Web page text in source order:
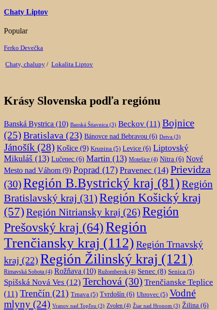
Chaty Liptov
Popular
Ferko Devečka
Chaty, chalupy / Lokalita Liptov
Krásy Slovenska podľa regiónu
Banská Bystrica (10) Banská Štiavnica (3) Beckov (11) Bojnice
(25) Bratislava (23) Bánovce nad Bebravou (6) Detva (3)
Jánošík (28) Košice (9) Krupina (5) Levice (6) Liptovský
Mikuláš (13) Lučenec (6) Martin (13) Motešice (4) Nitra (6) Nové
Mesto nad Váhom (9) Poprad (17) Pravenec (14) Prievidza
(30)Región B.Bystrický kraj (81) Región
Bratislavský kraj (31)Región Košický kraj
(57)Región Nitriansky kraj (26) Región
Prešovský kraj (64)Región
Trenčiansky kraj (112) Región Trnavský
kraj (22) Región Žilinský kraj (121)
Rimavská Sobota (4) Rožňava (10) Ružomberok (4) Senec (8) Senica (5)
Spišská Nová Ves (12) Terchová (30) Trenčianske Teplice
(11) Trenčín (21) Trnava (5) Tvrdošín (6) Uhrovec (5) Vodné
mlyny (24) Vranov nad Topľou (3) Zvolen (4) Žiar nad Hronom (3) Žilina (6)